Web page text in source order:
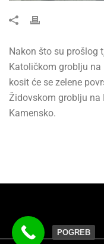
Nakon što su prošlog
Katoličkom groblju
kosit će se zelene
Židovskom groblju na
Kamensko.
POGREB